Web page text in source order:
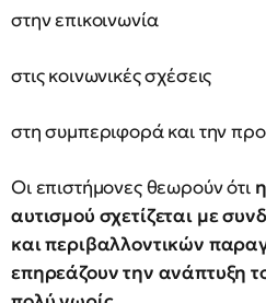
στην επικοινωνία
στις κοινωνικές σχέσεις
στη συμπεριφορά και την
Οι επιστήμονες θεωρούν ότιη
αυτισμού σχετίζεται με
και περιβαλλοντικών
επηρεάζουν την ανάπτυξη